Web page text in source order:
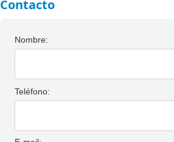
Contacto
Nombre:
Teléfono: